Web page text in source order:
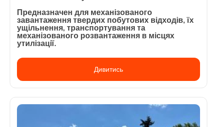
Предназначен для механізованого
завантаження твердих побутових відходів, їх
ущільнення, транспортування та
механізованого розвантаження в місцях
утилізації.
Дивитись